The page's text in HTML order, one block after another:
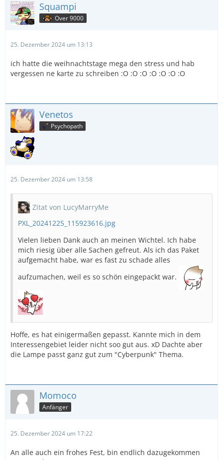
Squampi
Over 9000
25. Dezember 2024 um 13:13
ich hatte die weihnachtstage mega den stress und hab
vergessen ne karte zu schreiben :O :O :O :O :O :O :O
Venetos
Psychopath
25. Dezember 2024 um 13:58
Zitat von LucyMarryMe
PXL_20241225_115923616.jpg
Vielen lieben Dank auch an meinen Wichtel. Ich habe
mich riesig über alle Sachen gefreut. Als ich das Paket
aufgemacht habe, war es fast zu schade alles
aufzumachen, weil es so schön eingepackt war.
Hoffe, es hat einigermaßen gepasst. Kannte mich in dem
Interessengebiet leider nicht soo gut aus. xD Dachte aber
die Lampe passt ganz gut zum "Cyberpunk" Thema.
Momoco
Anfänger
25. Dezember 2024 um 17:22
An alle auch ein frohes Fest, bin endlich dazugekommen